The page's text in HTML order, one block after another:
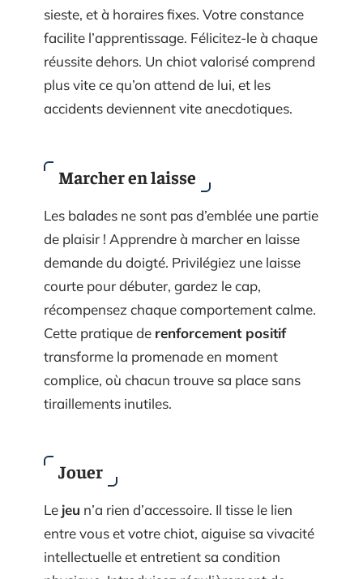
sieste, et à horaires fixes. Votre constance
facilite l’apprentissage. Félicitez-le à chaque
réussite dehors. Un chiot valorisé comprend
plus vite ce qu’on attend de lui, et les
accidents deviennent vite anecdotiques.
Marcher en laisse
Les balades ne sont pas d’emblée une partie
de plaisir ! Apprendre à marcher en laisse
demande du doigté. Privilégiez une laisse
courte pour débuter, gardez le cap,
récompensez chaque comportement calme.
Cette pratique de renforcement positif
transforme la promenade en moment
complice, où chacun trouve sa place sans
tiraillements inutiles.
Jouer
Le jeu n’a rien d’accessoire. Il tisse le lien
entre vous et votre chiot, aiguise sa vivacité
intellectuelle et entretient sa condition